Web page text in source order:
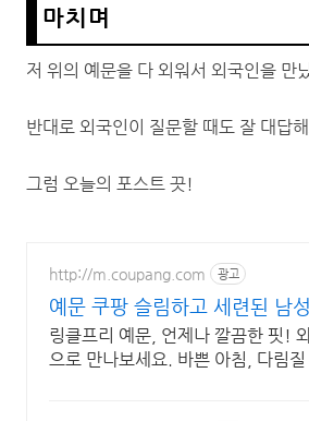
마치며
저 위의 예문을 다 외워서 외국인을 만
반대로 외국인이 질문할 때도 잘 대답
그럼 오늘의 포스트 끗!
http://m.coupang.com 광고
예문 쿠팡 슬림하고 세련된 남
링클프리 예문, 언제나 깔끔한 핏!
으로 만나보세요. 바쁜 아침, 다림